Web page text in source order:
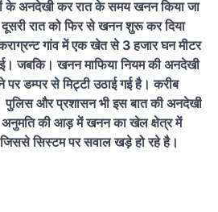
के अनदेखी कर रात के समय खनन किया जा
दूसरी रात को फिर से खनन शुरू कर दिया
गांव में एक खेत से 3 हजार घन मीटर
जबकि। खनन माफिया नियम की अनदेखी
डम्पर से मिट्टी उठाई गई है। करीब
पुलिस और प्रशासन भी इस बात की अनदेखी
अनुमति की आड़ में खनन का खेल क्षेत्र में
सिस्टम पर सवाल खड़े हो रहे है।